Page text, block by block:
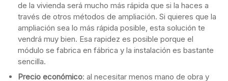
de la vivienda será mucho más rápida que si la haces a
través de otros métodos de ampliación. Si quieres que la
ampliación sea lo más rápida posible, esta solución te
vendrá muy bien. Esa rapidez es posible porque el
módulo se fabrica en fábrica y la instalación es bastante
sencilla.
Precio económico: al necesitar menos mano de obra y